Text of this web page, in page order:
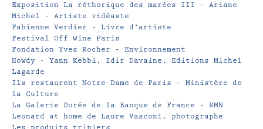
Exposition La réthorique des marées III – Ariane
Michel – Artiste vidéaste
Fabienne Verdier – Livre d’artiste
Festival Off Wine Paris
Fondation Yves Rocher – Environnement
Howdy – Yann Kebbi, Idir Davaine, Editions Michel
Lagarde
Ils restaurent Notre-Dame de Paris – Ministère de
la Culture
La Galerie Dorée de la Banque de France – RMN
Leonard at home de Laure Vasconi, photographe